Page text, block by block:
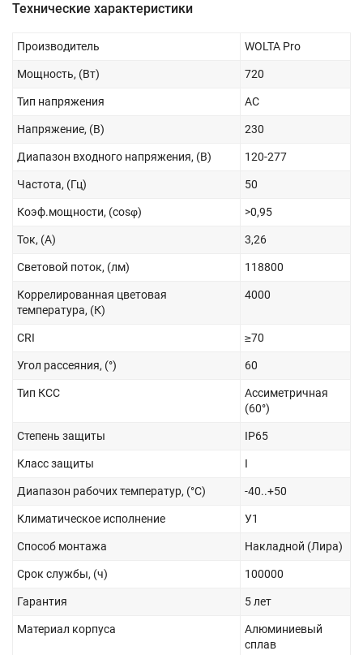
Технические характеристики
Производитель WOLTA Pro
Мощность, (Вт) 720
Тип напряжения AC
Напряжение, (В) 230
Диапазон входного напряжения, (В) 120-277
Частота, (Гц) 50
Коэф.мощности, (cosφ) >0,95
Ток, (А) 3,26
Световой поток, (лм) 118800
Коррелированная цветовая
температура, (К)
4000
CRI ≥70
Угол рассеяния, (°) 60
Тип КСС
Ассиметричная
(60°)
Степень защиты IP65
Класс защиты I
Диапазон рабочих температур, (°С) -40..+50
Климатическое исполнение У1
Способ монтажа Накладной (Лира)
Срок службы, (ч) 100000
Гарантия 5 лет
Материал корпуса
Алюминиевый
сплав